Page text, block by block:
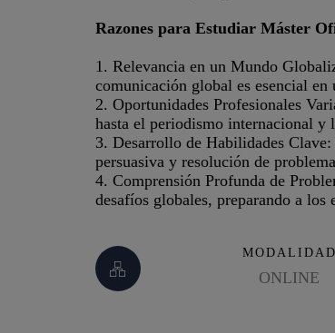
Razones para Estudiar Máster
1. Relevancia en un Mundo
comunicación global es esencial en
2. Oportunidades Profesionales
hasta el periodismo internacional y
3. Desarrollo de Habilidades
persuasiva y resolución de
4. Comprensión Profunda de
desafíos globales, preparando a los
MODALIDAD
ONLINE